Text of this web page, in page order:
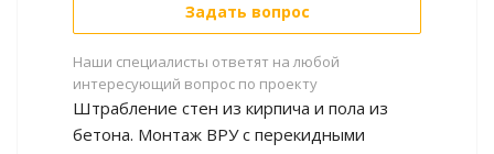
Задать вопрос
Наши специалисты ответят на любой
интересующий вопрос по проекту
Штрабление стен из кирпича и пола из
бетона. Монтаж ВРУ с перекидными